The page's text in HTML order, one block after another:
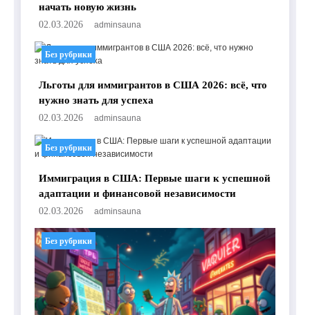
начать новую жизнь
02.03.2026 adminsauna
Без рубрики
Льготы для иммигрантов в США 2026: всё, что
нужно знать для успеха
02.03.2026 adminsauna
Без рубрики
Иммиграция в США: Первые шаги к успешной
адаптации и финансовой независимости
02.03.2026 adminsauna
Без рубрики